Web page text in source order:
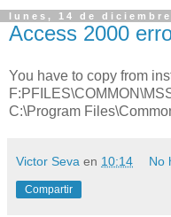
lunes, 14 de diciembre
Access 2000
You have to copy from
C:\Program
Victor Seva en 10:14 No
Compartir